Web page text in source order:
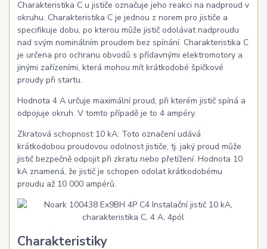
Charakteristika C u jističe označuje jeho reakci na nadproud v
okruhu. Charakteristika C je jednou z norem pro jističe a
specifikuje dobu, po kterou může jistič odolávat nadproudu
nad svým nominálním proudem bez spínání. Charakteristika C
je určena pro ochranu obvodů s přídavnými elektromotory a
jinými zařízeními, která mohou mít krátkodobé špičkové
proudy při startu.
Hodnota 4 A určuje maximální proud, při kterém jistič spíná a
odpojuje okruh. V tomto případě je to 4 ampéry.
Zkratová schopnost 10 kA: Toto označení udává
krátkodobou proudovou odolnost jističe, tj. jaký proud může
jistič bezpečně odpojit při zkratu nebo přetížení. Hodnota 10
kA znamená, že jistič je schopen odolat krátkodobému
proudu až 10 000 ampérů.
Charakteristiky